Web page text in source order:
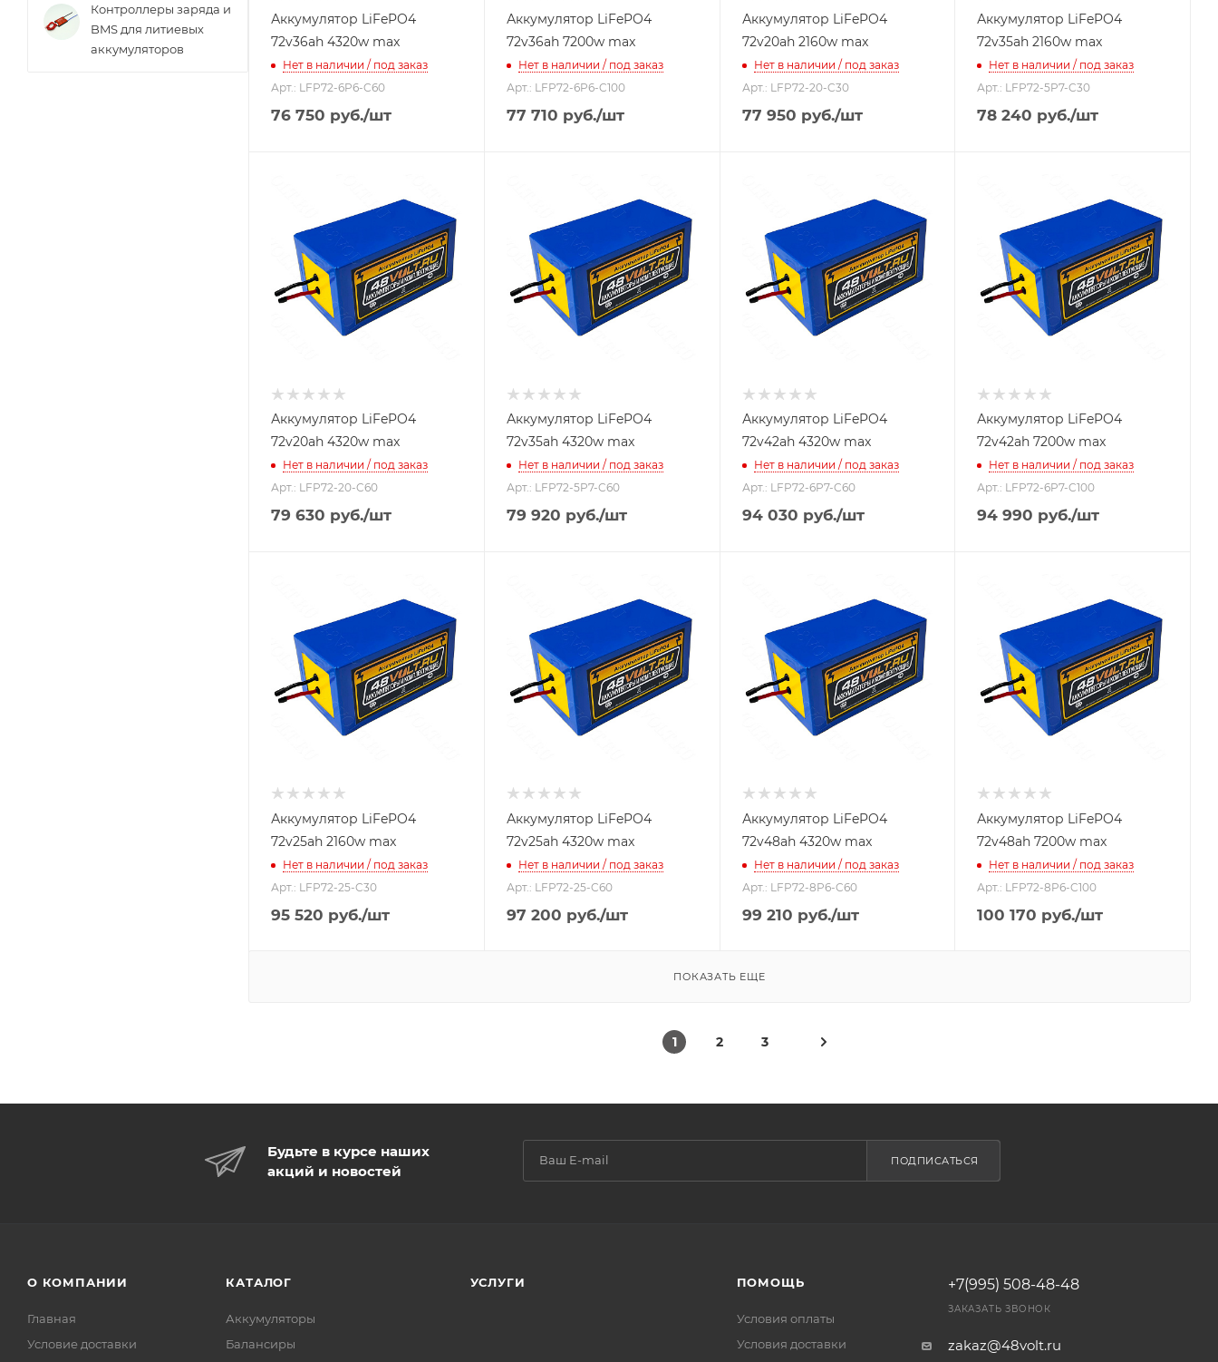
Аккумулятор LiFePO4
72v36ah 4320w max
Нет в наличии / под заказ
Арт.: LFP72-6P6-C60
76 750 руб./шт
Аккумулятор LiFePO4
72v36ah 7200w max
Нет в наличии / под заказ
Арт.: LFP72-6P6-C100
77 710 руб./шт
Аккумулятор LiFePO4
72v20ah 2160w max
Нет в наличии / под заказ
Арт.: LFP72-20-C30
77 950 руб./шт
Аккумулятор LiFePO4
72v35ah 2160w max
Нет в наличии / под заказ
Арт.: LFP72-5P7-C30
78 240 руб./шт
Аккумулятор LiFePO4
72v20ah 4320w max
Нет в наличии / под заказ
Арт.: LFP72-20-C60
79 630 руб./шт
Аккумулятор LiFePO4
72v35ah 4320w max
Нет в наличии / под заказ
Арт.: LFP72-5P7-C60
79 920 руб./шт
Аккумулятор LiFePO4
72v42ah 4320w max
Нет в наличии / под заказ
Арт.: LFP72-6P7-C60
94 030 руб./шт
Аккумулятор LiFePO4
72v42ah 7200w max
Нет в наличии / под заказ
Арт.: LFP72-6P7-C100
94 990 руб./шт
Аккумулятор LiFePO4
72v25ah 2160w max
Нет в наличии / под заказ
Арт.: LFP72-25-C30
95 520 руб./шт
Аккумулятор LiFePO4
72v25ah 4320w max
Нет в наличии / под заказ
Арт.: LFP72-25-C60
97 200 руб./шт
Аккумулятор LiFePO4
72v48ah 4320w max
Нет в наличии / под заказ
Арт.: LFP72-8P6-C60
99 210 руб./шт
Аккумулятор LiFePO4
72v48ah 7200w max
Нет в наличии / под заказ
Арт.: LFP72-8P6-C100
100 170 руб./шт
ПОКАЗАТЬ ЕЩЕ
1 2 3
Контроллеры заряда и
BMS для литиевых
аккумуляторов
Будьте в курсе наших
акций и новостей
ПОДПИСАТЬСЯ
О КОМПАНИИ
Главная
Условие доставки
КАТАЛОГ
Аккумуляторы
Балансиры
УСЛУГИ ПОМОЩЬ
Условия оплаты
Условия доставки
+7(995) 508-48-48
ЗАКАЗАТЬ ЗВОНОК
zakaz@48volt.ru